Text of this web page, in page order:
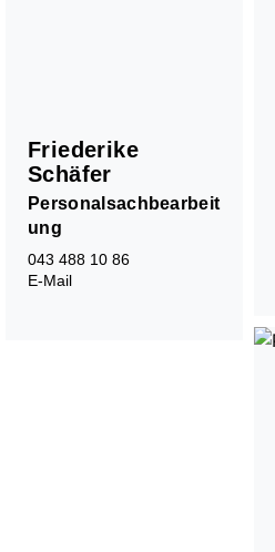
Kinderchor 1
Kinderchor 2
Jugendchor
Friederike
Schäfer
Personalsachbearbeit
ung
043 488 10 86
E-Mail